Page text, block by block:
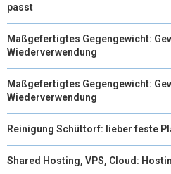
passt
Maßgefertigtes Gegengewicht:
Wiederverwendung
Maßgefertigtes Gegengewicht:
Wiederverwendung
Reinigung Schüttorf: lieber feste
Shared Hosting, VPS, Cloud: